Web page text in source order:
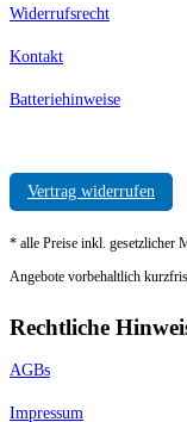
Widerrufsrecht
Kontakt
Batteriehinweise
Vertrag widerrufen
* alle Preise inkl. gesetzlicher
Angebote vorbehaltlich
Rechtliche
AGBs
Impressum